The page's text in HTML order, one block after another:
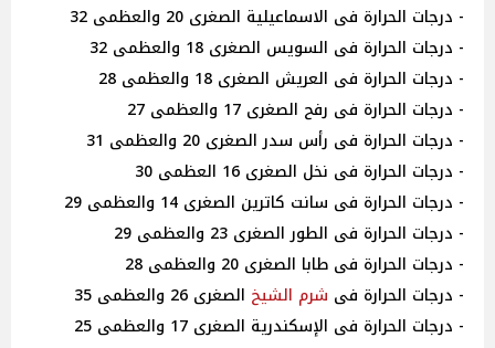
- درجات الحرارة فى الاسماعيلية الصغرى 20 والعظمى 32
- درجات الحرارة فى السويس الصغرى 18 والعظمى 32
- درجات الحرارة فى العريش الصغرى 18 والعظمى 28
- درجات الحرارة فى رفح الصغرى 17 والعظمى 27
- درجات الحرارة فى رأس سدر الصغرى 20 والعظمى 31
- درجات الحرارة فى نخل الصغرى 16 العظمى 30
- درجات الحرارة فى سانت كاترين الصغرى 14 والعظمى 29
- درجات الحرارة فى الطور الصغرى 23 والعظمى 29
- درجات الحرارة فى طابا الصغرى 20 والعظمى 28
- درجات الحرارة فى شرم الشيخ الصغرى 26 والعظمى 35
- درجات الحرارة فى الإسكندرية الصغرى 17 والعظمى 25